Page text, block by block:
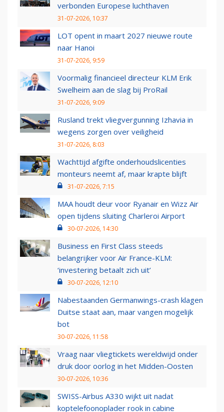
verbonden Europese luchthaven
31-07-2026, 10:37
LOT opent in maart 2027 nieuwe route
naar Hanoi
31-07-2026, 9:59
Voormalig financieel directeur KLM Erik
Swelheim aan de slag bij ProRail
31-07-2026, 9:09
Rusland trekt vliegvergunning Izhavia in
wegens zorgen over veiligheid
31-07-2026, 8:03
Wachttijd afgifte onderhoudslicenties
monteurs neemt af, maar krapte blijft
31-07-2026, 7:15
MAA houdt deur voor Ryanair en Wizz Air
open tijdens sluiting Charleroi Airport
30-07-2026, 14:30
Business en First Class steeds
belangrijker voor Air France-KLM:
‘investering betaalt zich uit’
30-07-2026, 12:10
Nabestaanden Germanwings-crash klagen
Duitse staat aan, maar vangen mogelijk
bot
30-07-2026, 11:58
Vraag naar vliegtickets wereldwijd onder
druk door oorlog in het Midden-Oosten
30-07-2026, 10:36
SWISS-Airbus A330 wijkt uit nadat
koptelefoonoplader rook in cabine